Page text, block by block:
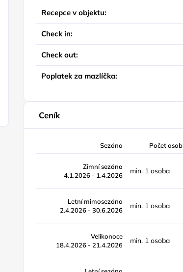
Recepce v objektu:
Check in:
Check out:
Poplatek za mazlíčka:
Ceník
Sezóna Počet osob
Zimní sezóna
4.1.2026 - 1.4.2026
min. 1 osoba
Letní mimosezóna
2.4.2026 - 30.6.2026
min. 1 osoba
Velikonoce
18.4.2026 - 21.4.2026
min. 1 osoba